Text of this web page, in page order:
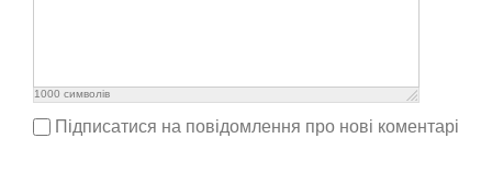
1000 символів
Підписатися на повідомлення про нові коментарі